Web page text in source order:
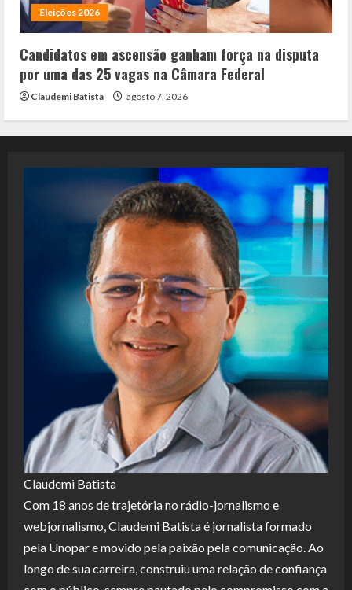
Eleições 2026
Candidatos em ascensão ganham força na disputa
por uma das 25 vagas na Câmara Federal
Claudemi Batista agosto 7, 2026
Claudemi Batista
Com 18 anos de trajetória no rádio-jornalismo e
webjornalismo, Claudemi Batista é jornalista formado
pela Unopar e movido pela paixão pela comunicação. Ao
longo de sua carreira, construiu uma relação de confiança